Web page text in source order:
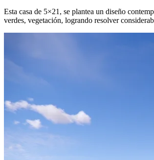
Esta casa de 5×21, se plantea un diseño
verdes, vegetación, logrando resolver